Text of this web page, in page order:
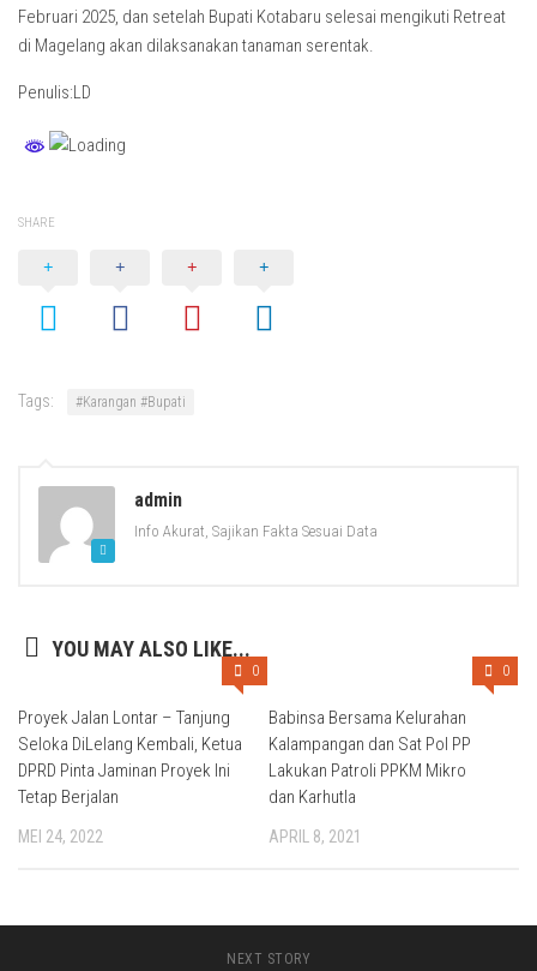
Februari 2025, dan setelah Bupati Kotabaru selesai mengikuti Retreat
di Magelang akan dilaksanakan tanaman serentak.
Penulis:LD
SHARE
Tags: #Karangan #Bupati
admin
Info Akurat, Sajikan Fakta Sesuai Data
YOU MAY ALSO LIKE...
0
Proyek Jalan Lontar – Tanjung
Seloka DiLelang Kembali, Ketua
DPRD Pinta Jaminan Proyek Ini
Tetap Berjalan
MEI 24, 2022
0
Babinsa Bersama Kelurahan
Kalampangan dan Sat Pol PP
Lakukan Patroli PPKM Mikro
dan Karhutla
APRIL 8, 2021
NEXT STORY